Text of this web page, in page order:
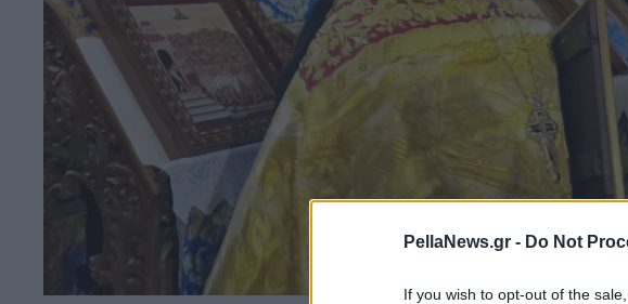
PellaNews.gr - Do Not
If you wish to opt-out of the